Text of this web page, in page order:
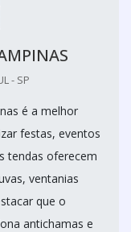
- SP
é a melhor
festas, eventos
tendas oferecem
ventanias
que o
antichamas e